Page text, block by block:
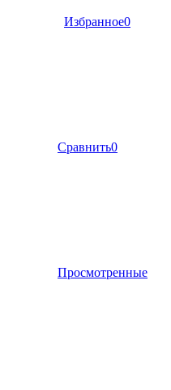
Избранное0
Сравнить0
Просмотренные